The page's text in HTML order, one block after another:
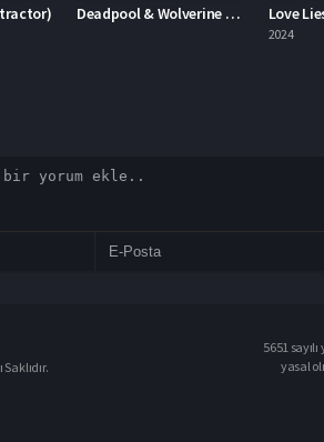
Deadpool & Wolverine Deadpool 3 Love Lies Bleeding 2024 – Aşk Kanayan Yalanlardır 1080p Turkce Dublaj izle
2024
5651
yasal